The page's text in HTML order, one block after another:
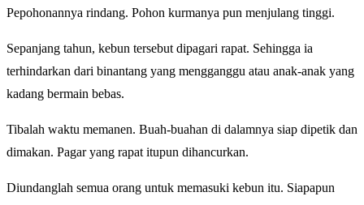
Pepohonannya rindang. Pohon kurmanya pun menjulang tinggi.
Sepanjang tahun, kebun tersebut dipagari rapat. Sehingga ia
terhindarkan dari binantang yang mengganggu atau anak-anak yang
kadang bermain bebas.
Tibalah waktu memanen. Buah-buahan di dalamnya siap dipetik dan
dimakan. Pagar yang rapat itupun dihancurkan.
Diundanglah semua orang untuk memasuki kebun itu. Siapapun